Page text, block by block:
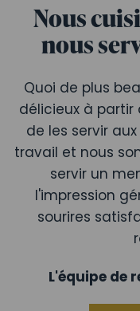
Nous
nous
Quoi de plus
délicieux à
de les servir
travail et nous
servir un
l'impression
sourires
L'équipe de